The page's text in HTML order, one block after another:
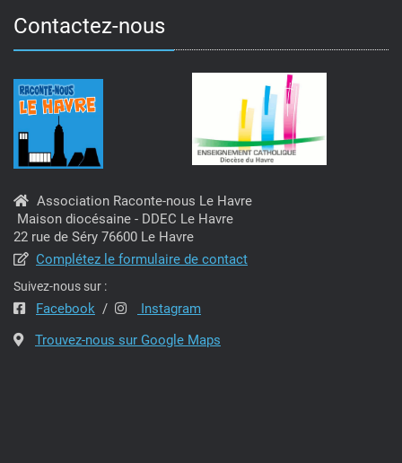
Contactez-nous
Association Raconte-nous Le Havre
Maison diocésaine - DDEC Le Havre
22 rue de Séry 76600 Le Havre
Complétez le formulaire de contact
Suivez-nous sur :
Facebook /
Instagram
Trouvez-nous sur Google Maps